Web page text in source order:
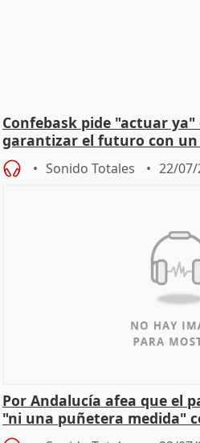
Confebask pide "actuar ya"
garantizar el futuro con un
Sonido Totales 22/07/
Por Andalucía afea que el
"ni una puñetera medida"
machista